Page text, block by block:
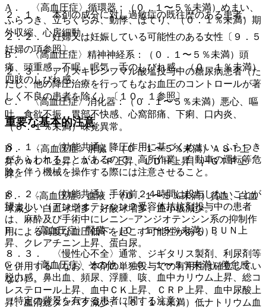
２．１． 本剤の成分に対し過敏症の既往歴のある患者。
２．２． 妊婦又は妊娠している可能性のある女性〔９．５
妊婦の項参照〕。
２．３． アリスキレンフマル酸塩投与中の糖尿病患者（た
だし、他の降圧治療を行ってもなお血圧のコントロールが著
しく不良の患者を除く）〔１０．１参照〕。
重要な基本的注意
８．１． 〈効能共通〉降圧作用に基づくめまい、ふらつき
があらわれることがあるので、高所作業、自動車の運転等危
険を伴う機械を操作する際には注意させること。
８．２． 〈効能共通〉手術前２４時間は投与しないことが
望ましい（アンジオテンシン２受容体拮抗剤投与中の患者
は、麻酔及び手術中にレニン−アンジオテンシン系の抑制作
用による高度な血圧低下を起こす可能性がある）。
８．３． 〈慢性心不全〉通常、ジギタリス製剤、利尿剤等
と併用する（なお、本剤の単独投与での有用性は確立してい
ない）。
（特定の背景を有する患者に関する注意）
A． 〈高血圧症〉循環器：（０．１〜５％未満）めまい、
ふらつき、立ちくらみ、動悸、ほてり、（０．１％未満）期
外収縮、心房細動。
B． 〈高血圧症〉精神神経系：（０．１〜５％未満）頭
痛、頭重感、不眠、眠気、舌のしびれ感、（０．１％未満）
四肢のしびれ感。
C． 〈高血圧症〉消化器：（０．１〜５％未満）悪心、嘔
吐、食欲不振、胃部不快感、心窩部痛、下痢、口内炎、
（０．１％未満）味覚異常。
D． 〈高血圧症〉肝臓：（０．１〜５％未満）ＡＳＴ上
昇、ＡＬＴ上昇、Ａｌ−Ｐ上昇、ＬＤＨ上昇、γ−ＧＴＰ上
昇。
E． 〈高血圧症〉血液：（０．１〜５％未満）貧血、白血
球減少、白血球増多、好酸球増多、血小板減少。
F． 〈高血圧症〉腎臓：（０．１〜５％未満）ＢＵＮ上
昇、クレアチニン上昇、蛋白尿。
G． 〈高血圧症〉その他：（０．１〜５％未満）倦怠感、
脱力感、鼻出血、頻尿、浮腫、咳、血中カリウム上昇、総コ
レステロール上昇、血中ＣＫ上昇、ＣＲＰ上昇、血中尿酸上
昇、血清総タンパク減少、（０．１％未満）低ナトリウム血